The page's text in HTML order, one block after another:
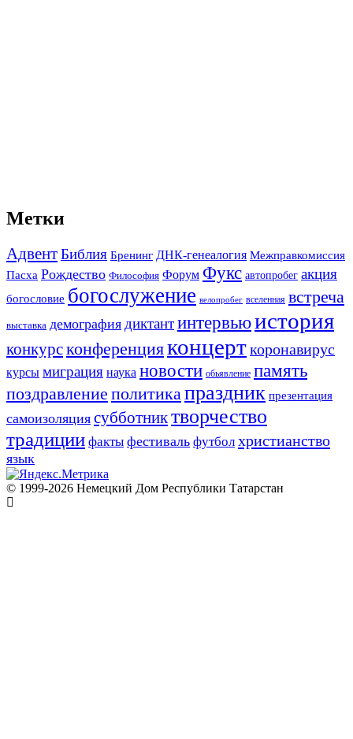
Метки
АдвентБиблия Бренинг ДНК-генеалогия Межправкомиссия
Пасха Рождество Философия Форум Фукс автопробег акция
богословие богослужение велопробег вселенная встреча
выставка демография диктантинтервьюистория
конкурсконференцияконцерткоронавирус
курсы миграция наука новости обьявление память
поздравление политикапраздник презентация
самоизоляция субботниктворчество
традиции факты фестиваль футбол христианство
язык
© 1999-2026 Немецкий Дом Республики Татарстан